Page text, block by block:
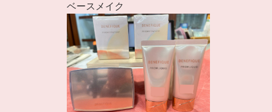
ベースメイク